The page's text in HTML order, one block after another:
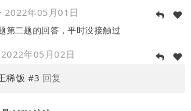
· 2022年05月01日
第二题的回答，平时没接触过
2022年05月02日
稀饭 #3 回复